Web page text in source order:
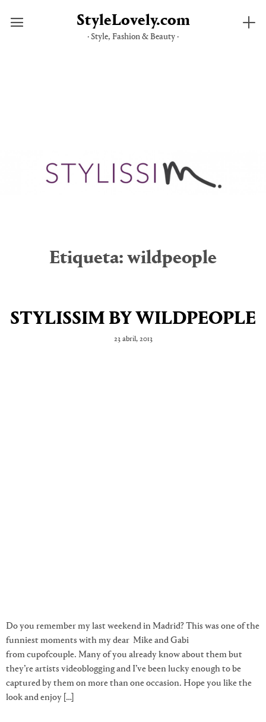
StyleLovely.com
· Style, Fashion & Beauty ·
Etiqueta: wildpeople
STYLISSIM BY WILDPEOPLE
23 abril, 2013
Do you remember my last weekend in Madrid? This was one of the
funniest moments with my dear Mike and Gabi
from cupofcouple. Many of you already know about them but
they’re artists videoblogging and I’ve been lucky enough to be
captured by them on more than one occasion. Hope you like the
look and enjoy […]